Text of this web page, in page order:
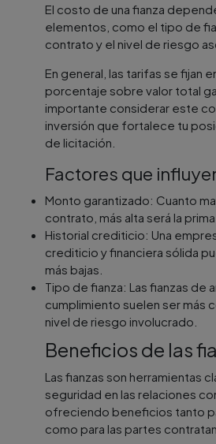
El costo de una fianza
elementos, como el tipo de
contrato y el nivel de riesgo
En general, las tarifas se fijan
porcentaje sobre valor total
importante considerar este
inversión que fortalece tu
de licitación.
Factores que
Monto garantizado: Cuanto
contrato, más alta será la prima
Historial crediticio: Una
crediticio y financiera sólida
más bajas.
Tipo de fianza: Las fianzas de
cumplimiento suelen ser más
nivel de riesgo involucrado.
Beneficios de las
Las fianzas son herramientas
seguridad en las relaciones
ofreciendo beneficios tanto
como para las partes